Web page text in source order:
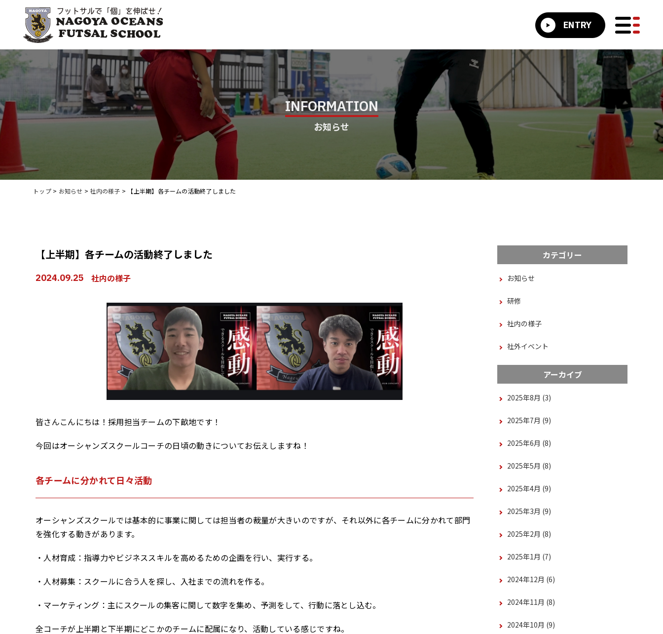
ENTRY
INFORMATION
お知らせ
トップ> お知らせ > 社内の様子 > 【上半期】各チームの活動終了しました
【上半期】各チームの活動終了しました
2024.09.25 社内の様子
皆さんこんにちは！採用担当チームの下畝地です！
今回はオーシャンズスクールコーチの日頃の動きについてお伝えしますね！
各チームに分かれて日々活動
オーシャンズスクールでは基本的に事業に関しては担当者の裁量が大きいのですが、それ以外に各チームに分かれて部門
を強化する動きがあります。
・人材育成：指導力やビジネススキルを高めるための企画を行い、実行する。
・人材募集：スクールに合う人を探し、入社までの流れを作る。
・マーケティング：主にスクールの集客に関して数字を集め、予測をして、行動に落とし込む。
全コーチが上半期と下半期にどこかのチームに配属になり、活動している感じですね。
カテゴリー
お知らせ
研修
社内の様子
社外イベント
アーカイブ
2025年8月 (3)
2025年7月 (9)
2025年6月 (8)
2025年5月 (8)
2025年4月 (9)
2025年3月 (9)
2025年2月 (8)
2025年1月 (7)
2024年12月 (6)
2024年11月 (8)
2024年10月 (9)